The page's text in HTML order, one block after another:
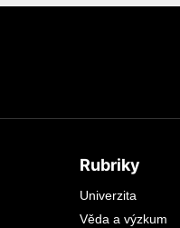
Rubriky
Univerzita
Věda a výzkum